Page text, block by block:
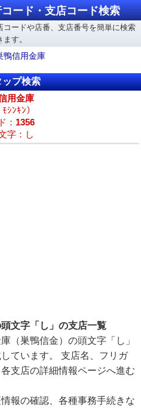
ード・支店コード検索
ードや店番、支店番号を簡単に検索
ます。
鴨信用金庫
ップ検索
用金庫
ﾓｼﾝｷﾝ）
： 1356
字：し
文字「し」の支店一覧
（巣鴨信金）の頭文字「し」
ています。 支店名、フリガ
支店の詳細情報ページへ進む
報の確認、各種事務手続きな